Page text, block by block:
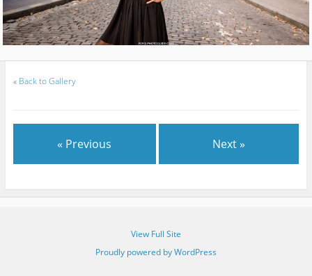
« Back to Gallery
« Previous Next »
View Full Site
Proudly powered by WordPress